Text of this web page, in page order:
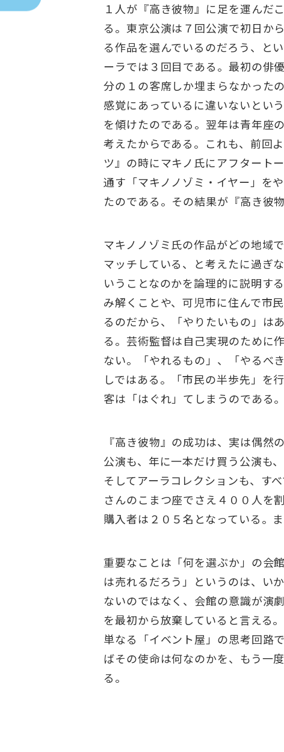
１人が『高き彼物』に足を運んだ
る。東京公演は７回公演で初日か
る作品を選んでいるのだろう、と
ーラでは３回目である。最初の俳
分の１の客席しか埋まらなかった
感覚にあっているに違いないとい
を傾けたのである。翌年は青年座
考えたからである。これも、前回
ツ』の時にマキノ氏にアフタート
通す「マキノノゾミ・イヤー」を
たのである。その結果が『高き彼
マキノノゾミ氏の作品がどの地域
マッチしている、と考えたに過ぎ
いうことなのかを論理的に説明す
み解くことや、可児市に住んで市
るのだから、「やりたいもの」は
る。芸術監督は自己実現のために
ない。「やれるもの」、「やるべ
しではある。「市民の半歩先」を
客は「はぐれ」てしまうのである
『高き彼物』の成功は、実は偶
公演も、年に一本だけ買う公演も
そしてアーラコレクションも、す
さんのこまつ座でさえ４００人を
購入者は２０５名となっている。
重要なことは「何を選ぶか」の会
は売れるだろう」というのは、い
ないのではなく、会館の意識が演
を最初から放棄していると言える
単なる「イベント屋」の思考回路
ばその使命は何なのかを、もう一
る。